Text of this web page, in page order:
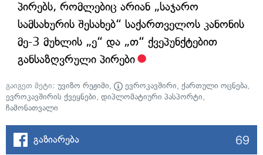
პირებს, რომლებიც არიან „საჯარო
სამსახურის შესახებ“ საქართველოს კანონის
მე-3 მუხლის „ე“ და „თ“ ქვეპუნქტებით
განსაზღვრული პირები
გაიგეთ მეტი: უვიზო რეჟიმი, ევროკავშირი, ქართული ოცნება,
ევროკავშირის ქვეყნები, დიპლომატიური პასპორტი,
ჩამონათვალი
გაზიარება 69